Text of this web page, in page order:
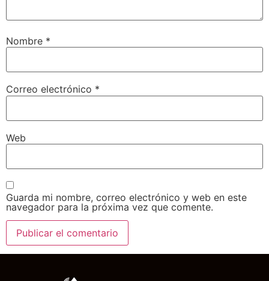
Nombre *
Correo electrónico *
Web
Guarda mi nombre, correo electrónico y web en este
navegador para la próxima vez que comente.